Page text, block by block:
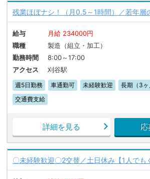
残業ほぼナシ！（月0.5～1時間）／若年層
給与
月給 234000円
職種
製造（組立・加工）
勤務時間
8:00～17:00
アクセス
刈谷駅
週5日勤務 車通勤可 未経験歓迎
長期（3ヶ
交通費支給
詳細を見る 応
〇未経験歓迎〇2交替／土日休み【1人でも